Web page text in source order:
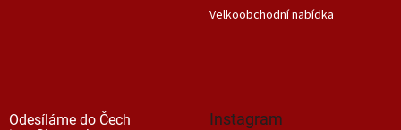
Velkoobchodní nabídka
Odesíláme do Čech
Instagram